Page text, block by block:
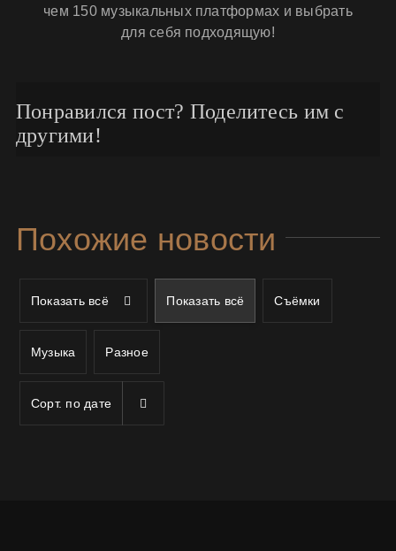
чем 150 музыкальных платформах и выбрать
для себя подходящую!
Понравился пост? Поделитесь им с
другими!
Похожие новости
Показать всё Показать всё Съёмки
Музыка Разное
Сорт. подате